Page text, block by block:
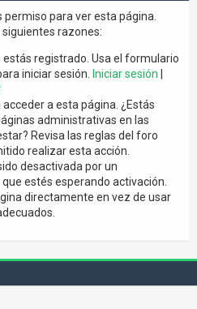
permiso para ver esta página.
siguientes razones:
estás registrado. Usa el formulario
iniciar sesión.
Iniciar sesión
a esta página. ¿Estás
administrativas en las
Revisa las reglas del foro
realizar esta acción.
desactivada por un
estés esperando activación.
directamente en vez de usar